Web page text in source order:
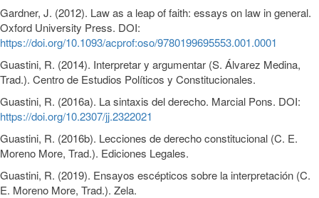
Gardner, J. (2012). Law as a leap of faith: essays on law in general.
Oxford University Press. DOI:
https://doi.org/10.1093/acprof:oso/9780199695553.001.0001
Guastini, R. (2014). Interpretar y argumentar (S. Álvarez Medina,
Trad.). Centro de Estudios Políticos y Constitucionales.
Guastini, R. (2016a). La sintaxis del derecho. Marcial Pons. DOI:
https://doi.org/10.2307/jj.2322021
Guastini, R. (2016b). Lecciones de derecho constitucional (C. E.
Moreno More, Trad.). Ediciones Legales.
Guastini, R. (2019). Ensayos escépticos sobre la interpretación (C.
E. Moreno More, Trad.). Zela.